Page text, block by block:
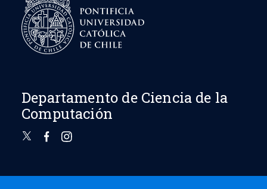
Departamento de Ciencia de la
Computación